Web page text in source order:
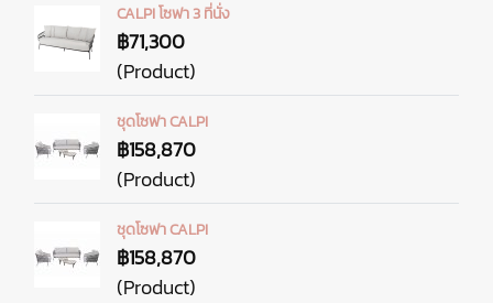
CALPI โซฟา 3 ที่นั่ง
฿71,300
(Product)
ชุดโซฟา CALPI
฿158,870
(Product)
ชุดโซฟา CALPI
฿158,870
(Product)